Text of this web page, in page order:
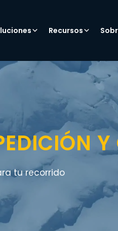
Recursos
tu recorrido